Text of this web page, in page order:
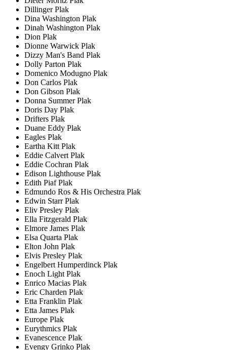
Dillinger Plak
Dina Washington Plak
Dinah Washington Plak
Dion Plak
Dionne Warwick Plak
Dizzy Man's Band Plak
Dolly Parton Plak
Domenico Modugno Plak
Don Carlos Plak
Don Gibson Plak
Donna Summer Plak
Doris Day Plak
Drifters Plak
Duane Eddy Plak
Eagles Plak
Eartha Kitt Plak
Eddie Calvert Plak
Eddie Cochran Plak
Edison Lighthouse Plak
Edith Piaf Plak
Edmundo Ros & His Orchestra Plak
Edwin Starr Plak
Eliv Presley Plak
Ella Fitzgerald Plak
Elmore James Plak
Elsa Quarta Plak
Elton John Plak
Elvis Presley Plak
Engelbert Humperdinck Plak
Enoch Light Plak
Enrico Macias Plak
Eric Charden Plak
Etta Franklin Plak
Etta James Plak
Europe Plak
Eurythmics Plak
Evanescence Plak
Evengy Grinko Plak